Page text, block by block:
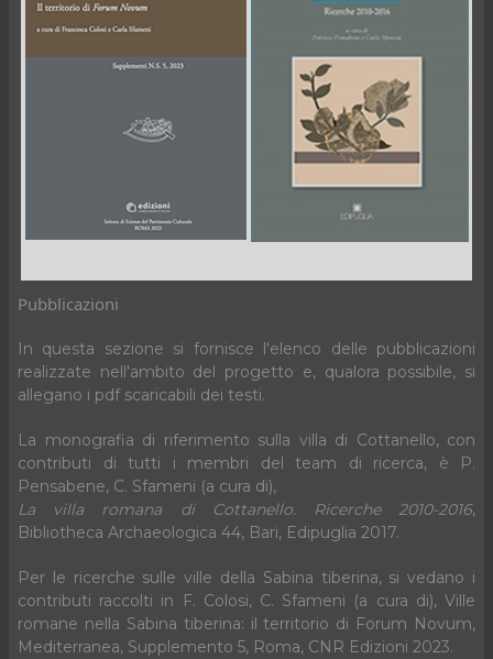
Pubblicazioni
In questa sezione si fornisce l'elenco delle pubblicazioni
realizzate nell'ambito del progetto e, qualora possibile, si
allegano i pdf scaricabili dei testi.
La monografia di riferimento sulla villa di Cottanello, con
contributi di tutti i membri del team di ricerca, è P.
Pensabene, C. Sfameni (a cura di),
La villa romana di Cottanello. Ricerche 2010-2016,
Bibliotheca Archaeologica 44, Bari, Edipuglia 2017.
Per le ricerche sulle ville della Sabina tiberina, si vedano i
contributi raccolti in F. Colosi, C. Sfameni (a cura di), Ville
romane nella Sabina tiberina: il territorio di Forum Novum,
Mediterranea, Supplemento 5, Roma, CNR Edizioni 2023.